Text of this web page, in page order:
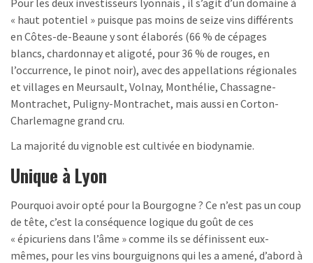
« haut potentiel » puisque pas moins de seize vins différents
en Côtes-de-Beaune y sont élaborés (66 % de cépages
blancs, chardonnay et aligoté, pour 36 % de rouges, en
l’occurrence, le pinot noir), avec des appellations régionales
et villages en Meursault, Volnay, Monthélie, Chassagne-
Montrachet, Puligny-Montrachet, mais aussi en Corton-
Charlemagne grand cru.
La majorité du vignoble est cultivée en biodynamie.
Unique à Lyon
Pourquoi avoir opté pour la Bourgogne ? Ce n’est pas un coup
de tête, c’est la conséquence logique du goût de ces
« épicuriens dans l’âme » comme ils se définissent eux-
mêmes, pour les vins bourguignons qui les a amené, d’abord à